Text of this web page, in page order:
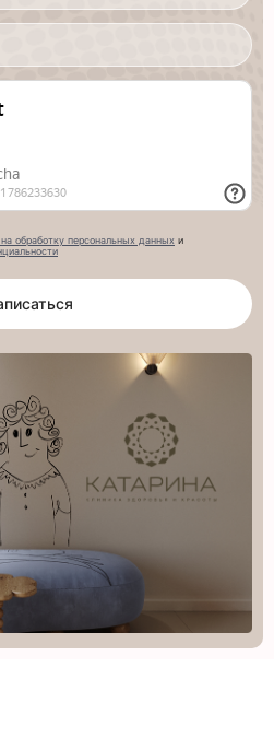
на обработку персональных данных и